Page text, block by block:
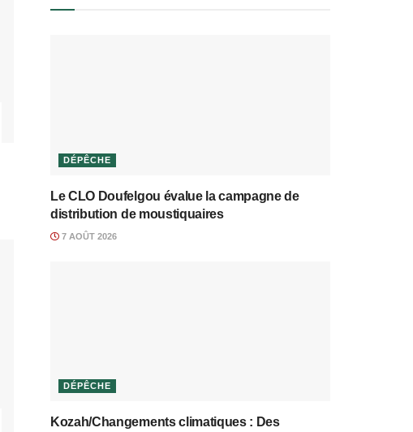
DÉPÊCHE
Le CLO Doufelgou évalue la campagne de
distribution de moustiquaires
7 AOÛT 2026
DÉPÊCHE
Kozah/Changements climatiques : Des